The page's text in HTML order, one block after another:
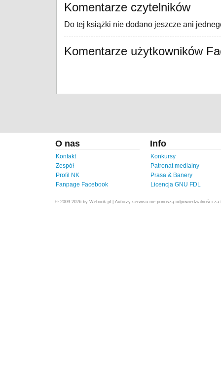
Komentarze czytelników
Do tej książki nie dodano jeszcze ani
Komentarze użytkowników
O nas
Kontakt
Zespół
Profil NK
Fanpage Facebook
Info
Konkursy
Patronat medialny
Prasa & Banery
Licencja GNU FDL
© 2009-2026 by Webook.pl | Autorzy serwisu nie ponoszą odpowiedzialności